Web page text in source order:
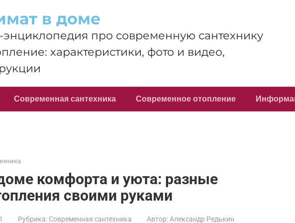
в доме
энциклопедия про современную сантехнику
характеристики, фото и видео,
Современная сантехника Современное отопление
комфорта и уюта: разные
своими руками
Рубрика: Современная сантехника Автор: Александр Редькин